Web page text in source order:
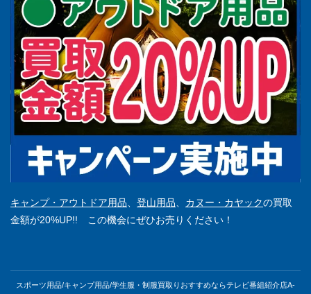
キャンプ・アウトドア用品 登山用品 カヌー・カヤックの買取
金額が20%UP!! この機会にぜひお売りください！
スポーツ用品/キャンプ用品/学生服・制服買取りおすすめならテレビ番組紹介店A-